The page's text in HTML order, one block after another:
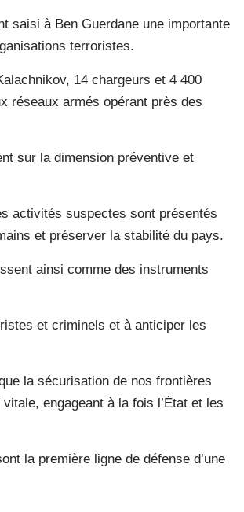
saisi à Ben Guerdane une importante
terroristes.
14 chargeurs et 4 400
réseaux armés opérant près des
sur la dimension préventive et
activités suspectes sont présentés
et préserver la stabilité du pays.
ainsi comme des instruments
et criminels et à anticiper les
la sécurisation de nos frontières
engageant à la fois l’État et les
la première ligne de défense d’une